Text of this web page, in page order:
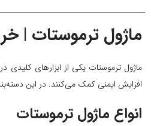
ماژول ترموستات |
ماژول ترموستات یکی از ابزارهای کلیدی
افزایش ایمنی کمک می‌کنند. در این
انواع ماژول ترموستات